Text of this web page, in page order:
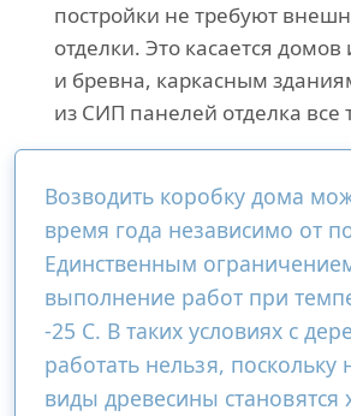
постройки не требуют
отделки. Это касается домов
и бревна, каркасным
из СИП панелей отделка все
Возводить коробку дома
время года независимо от
Единственным
выполнение работ при
-25 С. В таких условиях с
работать нельзя, поскольку
виды древесины становятся